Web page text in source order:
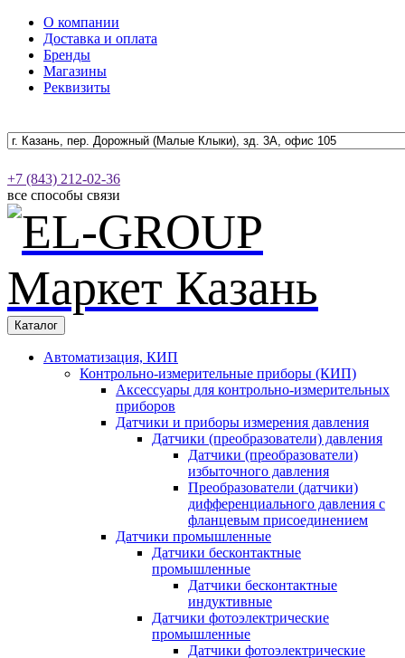
О компании
Доставка и оплата
Бренды
Магазины
Реквизиты
+7 (843) 212-02-36
все способы связи
Каталог
Автоматизация, КИП
Контрольно-измерительные приборы (КИП)
Аксессуары для контрольно-измерительных
приборов
Датчики и приборы измерения давления
Датчики (преобразователи) давления
Датчики (преобразователи)
избыточного давления
Преобразователи (датчики)
дифференциального давления с
фланцевым присоединением
Датчики промышленные
Датчики бесконтактные
промышленные
Датчики бесконтактные
индуктивные
Датчики фотоэлектрические
промышленные
Датчики фотоэлектрические